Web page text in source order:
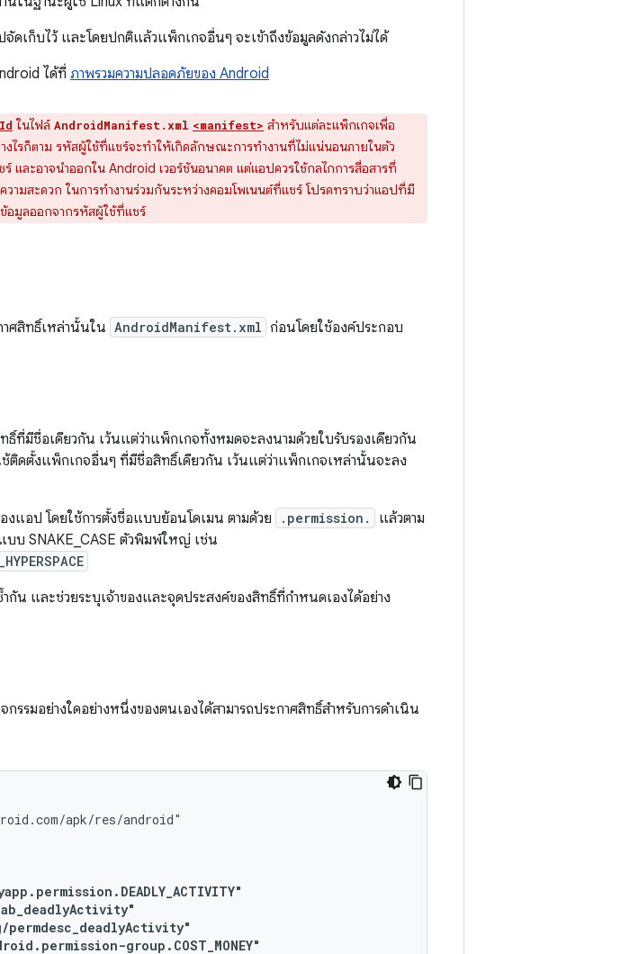
เก็บไว้ และโดยปกติแล้วแพ็กเกจอื่นๆ จะเข้าถึงข้อมูลดังกล่าวไม่ได้
ได้ที่ภาพรวมความปลอดภัยของ Android
ในไฟล์ AndroidManifest.xml <manifest> สำหรับแต่ละแพ็กเกจเพื่อ
ไรก็ตาม รหัสผู้ใช้ที่แชร์จะทำให้เกิดลักษณะการทำงานที่ไม่แน่นอนภายในตัว
และอาจนำออกใน Android เวอร์ชันอนาคต แต่แอปควรใช้กลไกการสื่อสารที่
วามสะดวก ในการทำงานร่วมกันระหว่างคอมโพเนนต์ที่แชร์ โปรดทราบว่าแอปที่มี
อมูลออกจากรหัสผู้ใช้ที่แชร์
ศสิทธิ์เหล่านั้นใน AndroidManifest.xml ก่อนโดยใช้องค์ประกอบ
ที่มีชื่อเดียวกัน เว้นแต่ว่าแพ็กเกจทั้งหมดจะลงนามด้วยใบรับรองเดียวกัน
ติดตั้งแพ็กเกจอื่นๆ ที่มีชื่อสิทธิ์เดียวกัน เว้นแต่ว่าแพ็กเกจเหล่านั้นจะลง
แอป โดยใช้การตั้งชื่อแบบย้อนโดเมน ตามด้วย
.permission.
แล้วตาม
บบ SNAKE_CASE ตัวพิมพ์ใหญ่ เช่น
กัน และช่วยระบุเจ้าของและจุดประสงค์ของสิทธิ์ที่กำหนดเองได้อย่าง
รมอย่างใดอย่างหนึ่งของตนเองได้สามารถประกาศสิทธิ์สำหรับการดำเนิน